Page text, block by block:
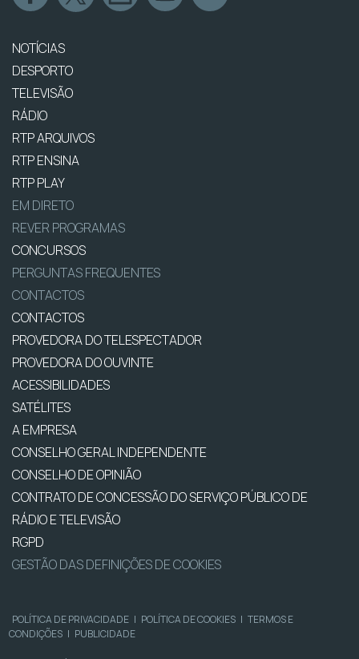
NOTÍCIAS
DESPORTO
TELEVISÃO
RÁDIO
RTP ARQUIVOS
RTP ENSINA
RTP PLAY
EM DIRETO
REVER PROGRAMAS
CONCURSOS
PERGUNTAS FREQUENTES
CONTACTOS
CONTACTOS
PROVEDORA DO TELESPECTADOR
PROVEDORA DO OUVINTE
ACESSIBILIDADES
SATÉLITES
A EMPRESA
CONSELHO GERAL INDEPENDENTE
CONSELHO DE OPINIÃO
CONTRATO DE CONCESSÃO DO SERVIÇO PÚBLICO DE
RÁDIO E TELEVISÃO
RGPD
GESTÃO DAS DEFINIÇÕES DE COOKIES
POLÍTICA DE PRIVACIDADE | POLÍTICA DE COOKIES | TERMOS E
CONDIÇÕES | PUBLICIDADE